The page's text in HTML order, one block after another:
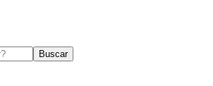
Buscar